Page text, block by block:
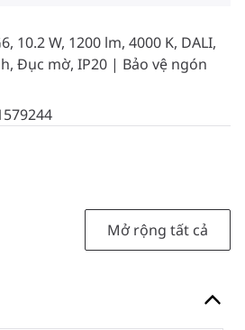
10.2 W, 1200 lm, 4000 K, DALI,
Đục mờ, IP20 | Bảo vệ ngón
Mở rộng tất cả